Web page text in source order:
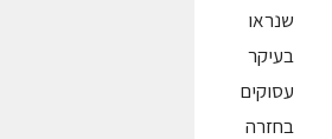
שנראו
בעיקר
עסוקים
בחזרה